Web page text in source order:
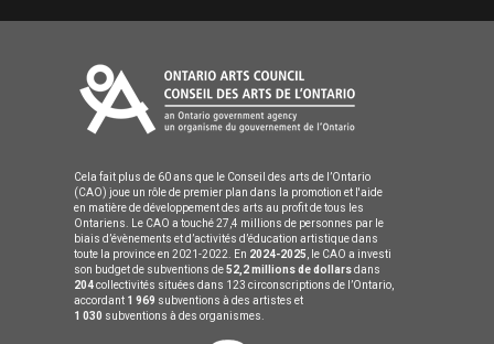
Cela fait plus de 60 ans que le Conseil des arts de l’Ontario
(CAO) joue un rôle de premier plan dans la promotion et l'aide
en matière de développement des arts au profit de tous les
Ontariens. Le CAO a touché 27,4 millions de personnes par le
biais d’évènements et d’activités d’éducation artistique dans
toute la province en 2021-2022. En 2024-2025
, le CAO a investi
son budget de subventions de52,2 millions de dollarsdans
204collectivités situées dans 123 circonscriptions de l’Ontario,
accordant 1 969 subventions à des artistes et
1 030 subventions à des organismes.